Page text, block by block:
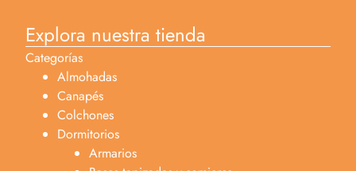
Explora nuestra tienda
Categorías
Almohadas
Canapés
Colchones
Dormitorios
Armarios